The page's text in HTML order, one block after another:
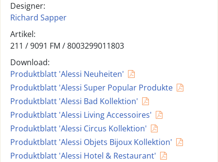
Designer:
Richard Sapper
Artikel:
211 /9091 FM /8003299011803
Download:
Produktblatt 'Alessi Neuheiten'
Produktblatt 'Alessi Super Popular Produkte
Produktblatt 'Alessi Bad Kollektion'
Produktblatt 'Alessi Living Accessoires'
Produktblatt 'Alessi Circus Kollektion'
Produktblatt 'Alessi Objets Bijoux Kollektion'
Produktblatt 'Alessi Hotel & Restaurant'